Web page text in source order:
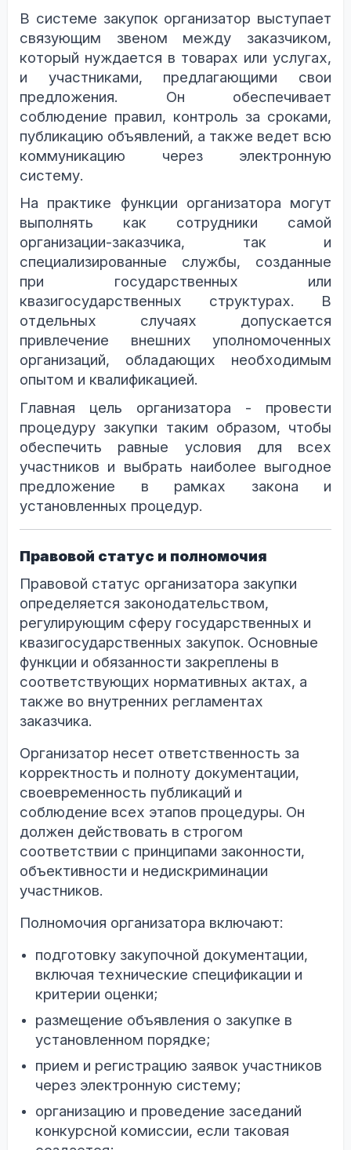
В системе закупок организатор выступает
связующим звеном между заказчиком,
который нуждается в товарах или услугах,
и участниками, предлагающими свои
предложения. Он обеспечивает
соблюдение правил, контроль за сроками,
публикацию объявлений, а также ведет всю
коммуникацию через электронную
систему.
На практике функции организатора могут
выполнять как сотрудники самой
организации-заказчика, так и
специализированные службы, созданные
при государственных или
квазигосударственных структурах. В
отдельных случаях допускается
привлечение внешних уполномоченных
организаций, обладающих необходимым
опытом и квалификацией.
Главная цель организатора - провести
процедуру закупки таким образом, чтобы
обеспечить равные условия для всех
участников и выбрать наиболее выгодное
предложение в рамках закона и
установленных процедур.
Правовой статус и полномочия
Правовой статус организатора закупки
определяется законодательством,
регулирующим сферу государственных и
квазигосударственных закупок. Основные
функции и обязанности закреплены в
соответствующих нормативных актах, а
также во внутренних регламентах
заказчика.
Организатор несет ответственность за
корректность и полноту документации,
своевременность публикаций и
соблюдение всех этапов процедуры. Он
должен действовать в строгом
соответствии с принципами законности,
объективности и недискриминации
участников.
Полномочия организатора включают:
подготовку закупочной документации,
включая технические спецификации и
критерии оценки;
размещение объявления о закупке в
установленном порядке;
прием и регистрацию заявок участников
через электронную систему;
организацию и проведение заседаний
конкурсной комиссии, если таковая